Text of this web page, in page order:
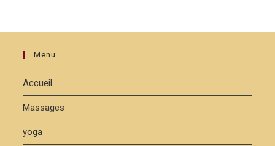
Menu
Accueil
Massages
yoga